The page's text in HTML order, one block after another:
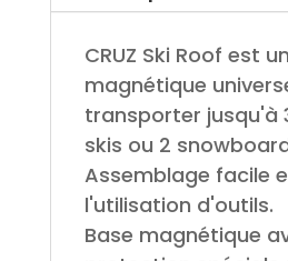
CRUZ Ski Roof est
magnétique
transporter jusqu'à
skis ou 2
Assemblage facile
l'utilisation d'outils.
Base magnétique